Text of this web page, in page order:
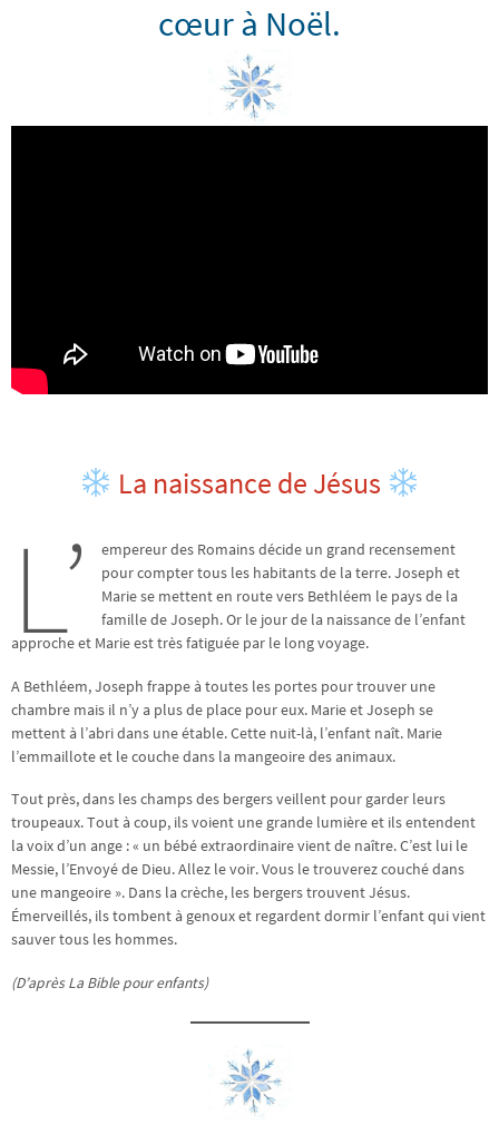
cœur à Noël.
La naissance de Jésus
L’
empereur des Romains décide un grand recensement
pour compter tous les habitants de la terre. Joseph et
Marie se mettent en route vers Bethléem le pays de la
famille de Joseph. Or le jour de la naissance de l’enfant
approche et Marie est très fatiguée par le long voyage.
A Bethléem, Joseph frappe à toutes les portes pour trouver une
chambre mais il n’y a plus de place pour eux. Marie et Joseph se
mettent à l’abri dans une étable. Cette nuit-là, l’enfant naît. Marie
l’emmaillote et le couche dans la mangeoire des animaux.
Tout près, dans les champs des bergers veillent pour garder leurs
troupeaux. Tout à coup, ils voient une grande lumière et ils entendent
la voix d’un ange : « un bébé extraordinaire vient de naître. C’est lui le
Messie, l’Envoyé de Dieu. Allez le voir. Vous le trouverez couché dans
une mangeoire ». Dans la crèche, les bergers trouvent Jésus.
Émerveillés, ils tombent à genoux et regardent dormir l’enfant qui vient
sauver tous les hommes.
(D’après La Bible pour enfants)